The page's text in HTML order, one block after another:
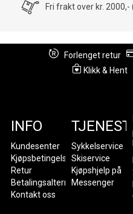
Fri frakt over kr.
Forlenget retur
Klikk & Hent
INFO
Kundesenter
Kjøpsbetingelser
Retur
Betalingsalternativer
Kontakt oss
Sykkelservice
Skiservice
Kjøpshjelp på
Messenger